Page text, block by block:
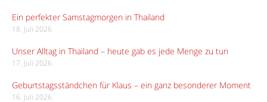
Ein perfekter Samstagmorgen in Thailand
18. Juli 2026
Unser Alltag in Thailand – heute gab es jede Menge zu tun
17. Juli 2026
Geburtstagsständchen für Klaus – ein ganz besonderer Moment
16. Juli 2026